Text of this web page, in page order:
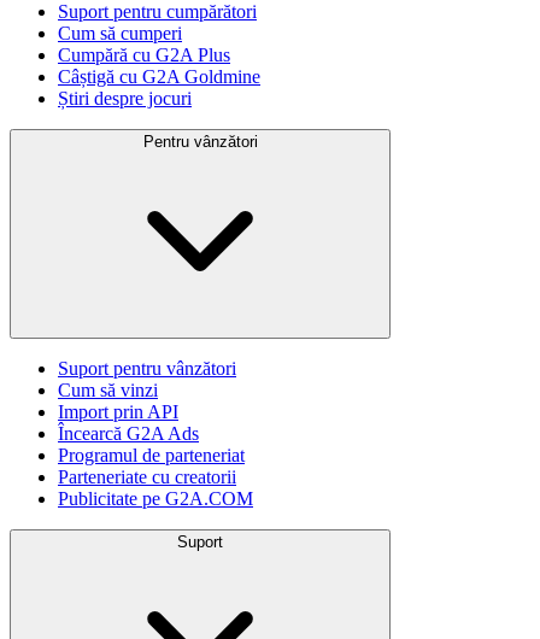
Suport pentru cumpărători
Cum să cumperi
Cumpără cu G2A Plus
Câștigă cu G2A Goldmine
Știri despre jocuri
Pentru vânzători
Suport pentru vânzători
Cum să vinzi
Import prin API
Încearcă G2A Ads
Programul de parteneriat
Parteneriate cu creatorii
Publicitate pe G2A.COM
Suport